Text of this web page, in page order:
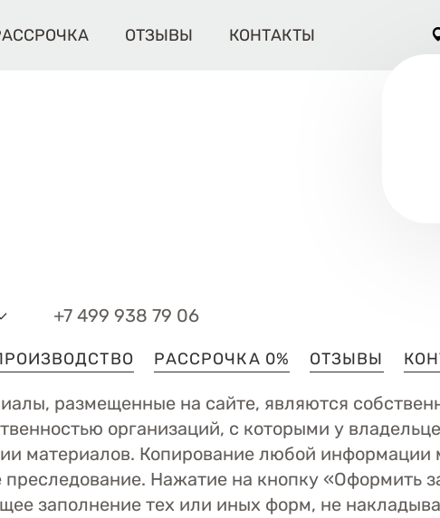
ОТЗЫВЫ КОНТАКТЫ
+7 499 938 79 06
РАССРОЧКА 0% ОТЗЫВЫ
размещенные на сайте, являются
организаций, с которыми у
материалов. Копирование любой информации
преследование. Нажатие на кнопку «Оформить
заполнение тех или иных форм, не